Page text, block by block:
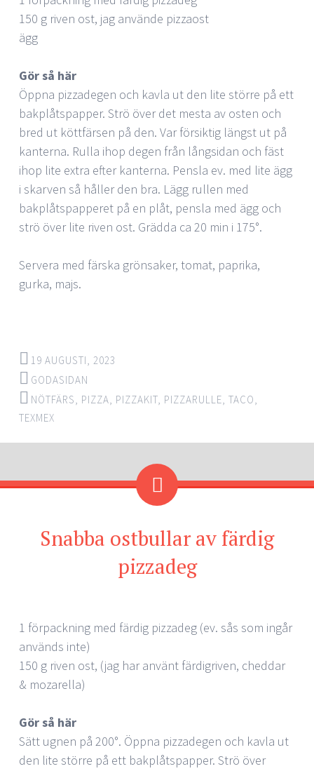
150 g riven ost, jag använde pizzaost
ägg
Gör så här
Öppna pizzadegen och kavla ut den lite större på ett
bakplåtspapper. Strö över det mesta av osten och
bred ut köttfärsen på den. Var försiktig längst ut på
kanterna. Rulla ihop degen från långsidan och fäst
ihop lite extra efter kanterna. Pensla ev. med lite ägg
i skarven så håller den bra. Lägg rullen med
bakplåtspapperet på en plåt, pensla med ägg och
strö över lite riven ost. Grädda ca 20 min i 175°.
Servera med färska grönsaker, tomat, paprika,
gurka, majs.
19 AUGUSTI, 2023
GODASIDAN
NÖTFÄRS, PIZZA, PIZZAKIT, PIZZARULLE, TACO,
TEXMEX
Snabba ostbullar av färdig
pizzadeg
1 förpackning med färdig pizzadeg (ev. sås som ingår
används inte)
150 g riven ost, (jag har använt färdigriven, cheddar
& mozarella)
Gör så här
Sätt ugnen på 200°. Öppna pizzadegen och kavla ut
den lite större på ett bakplåtspapper. Strö över